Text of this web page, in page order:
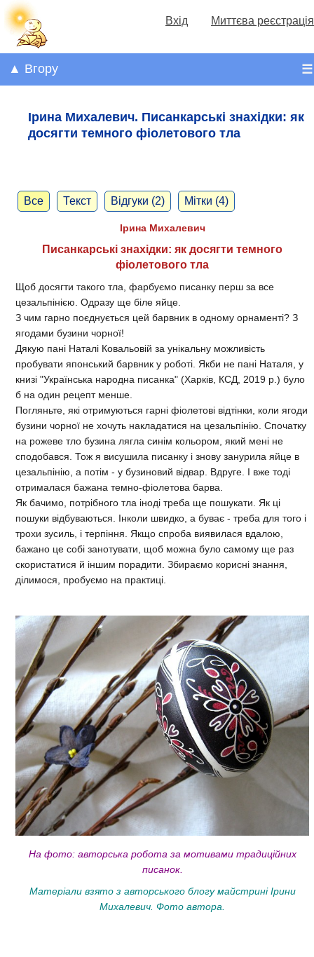
Вхід Миттєва реєстрація
☰
▲ Вгору
​Ірина Михалевич. Писанкарські знахідки: як
досягти темного фіолетового тла
Все Текст Відгуки (2) Мітки (4)
​Ірина Михалевич
Писанкарські знахідки: як досягти темного
фіолетового тла
Щоб досягти такого тла, фарбуємо писанку перш за все
цезальпінією. Одразу ще біле яйце.
З чим гарно поєднується цей барвник в одному орнаменті? З
ягодами бузини чорної!
Дякую пані Наталі Ковальовій за унікальну можливість
пробувати японський барвник у роботі. Якби не пані Наталя, у
книзі "Українська народна писанка" (Харків, КСД, 2019 р.) було
б на один рецепт менше.
Погляньте, які отримуються гарні фіолетові відтінки, коли ягоди
бузини чорної не хочуть накладатися на цезальпінію. Спочатку
на рожеве тло бузина лягла синім кольором, який мені не
сподобався. Тож я висушила писанку і знову занурила яйце в
цезальпінію, а потім - у бузиновий відвар. Вдруге. І вже тоді
отрималася бажана темно-фіолетова барва.
Як бачимо, потрібного тла іноді треба ще пошукати. Як ці
пошуки відбуваються. Інколи швидко, а буває - треба для того і
трохи зусиль, і терпіння. Якщо спроба виявилася вдалою,
бажано це собі занотувати, щоб можна було самому ще раз
скористатися й іншим порадити. Збираємо корисні знання,
ділимося, пробуємо на практиці.
На фото: авторська робота за мотивами традиційних
писанок.
Матеріали взято з авторського блогу майстрині Ірини
Михалевич. Фото автора.